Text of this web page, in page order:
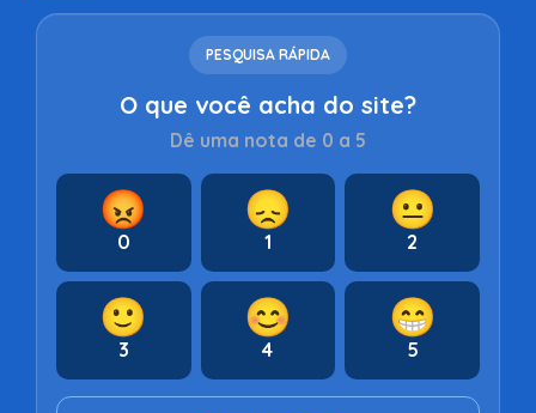
PESQUISA RÁPIDA
O que você acha do site?
Dê uma nota de 0 a 5
😡
0
😞
1
😐
2
🙂
3
😊
4
😁
5